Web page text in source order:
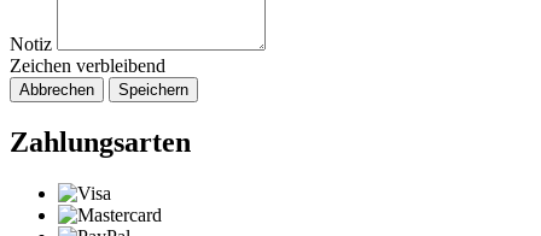
Notiz
Zeichen verbleibend
Abbrechen Speichern
Zahlungsarten